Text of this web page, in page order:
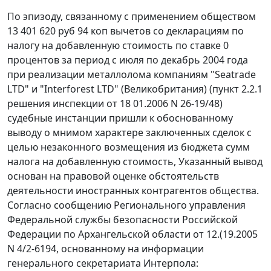
По эпизоду, связанному с применением обществом
13 401 620 руб 94 коп вычетов со декларациям по
налогу на добавленную стоимость по ставке 0
процентов за период с июля по декабрь 2004 года
при реализации металлолома компаниям "Seatrade
LTD" и "Interforest LTD" (Великобритания) (пункт 2.2.1
решения инспекции от 18 01.2006 N 26-19/48)
судебные инстанции пришли к обоснованному
выводу о мнимом характере заключенных сделок с
целью незаконного возмещения из бюджета сумм
налога на добавленную стоимость, Указанный вывод
основан на правовой оценке обстоятельств
деятельности иностранных контрагентов общества.
Согласно сообщению Регионального управления
Федеральной службы безопасности Российской
Федерации по Архангельской области от 12.(19.2005
N 4/2-6194, основанному на информации
генерального секретариата Интерпола: